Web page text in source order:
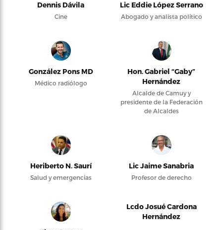
Dennis Dávila
Cine
Lic Eddie López Serrano
Abogado y analista político
González Pons MD
Médico radiólogo
Hon. Gabriel “Gaby”
Hernández
Alcalde de Camuy y
presidente de la Federación
de Alcaldes
Heriberto N. Saurí
Salud y emergencias
Lic Jaime Sanabria
Profesor de derecho
Lcdo Josué Cardona
Hernández